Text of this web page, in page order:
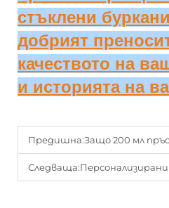
стъклени
добрият
качеството на
и историята на
Предишна:Защо 200 мл пръскач за олио за
Следваща:Персонализирани бутилки за сироп